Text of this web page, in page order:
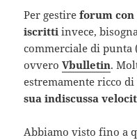
Per gestireforum
iscritti invece,
commerciale di punta
ovveroVbulletin.
estremamente ricco
sua indiscussa
Abbiamo visto fino a